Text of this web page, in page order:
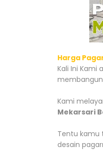
Harga
Kali Ini Kami
Kami
Mekarsari
Tentu kamu
desain